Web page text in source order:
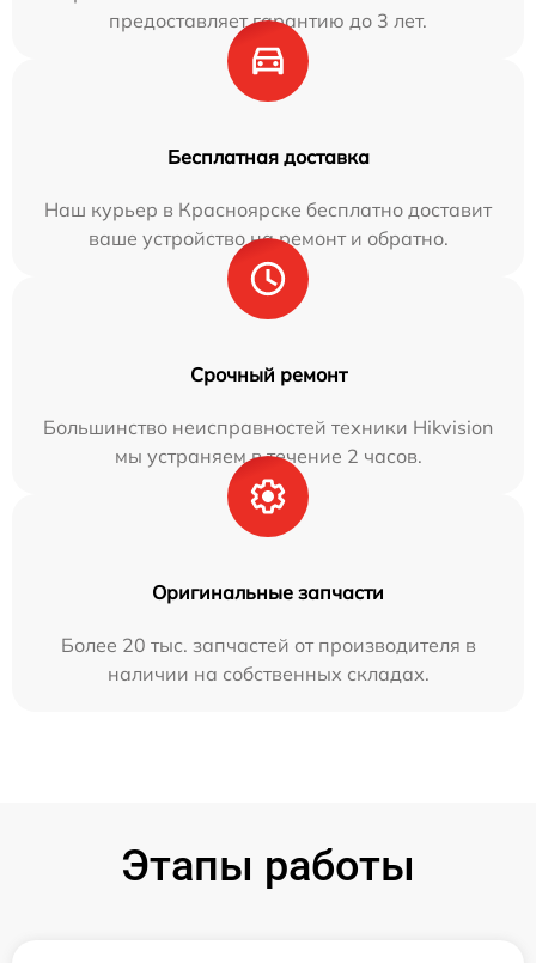
предоставляет гарантию до 3 лет.
Бесплатная доставка
Наш курьер в Красноярске бесплатно доставит
ваше устройство на ремонт и обратно.
Срочный ремонт
Большинство неисправностей техники Hikvision
мы устраняем в течение 2 часов.
Оригинальные запчасти
Более 20 тыс. запчастей от производителя в
наличии на собственных складах.
Этапы работы